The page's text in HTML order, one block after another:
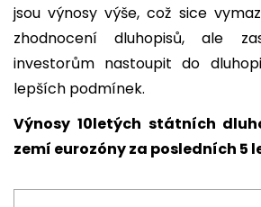
jsou výnosy výše, což sice
zhodnocení dluhopisů, ale
investorům nastoupit do
lepších podmínek.
Výnosy 10letých státních
zemí eurozóny za posledních 5